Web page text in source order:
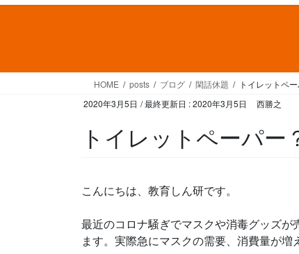
移
HOME posts ブログ 閑話休題
トイレットペ
2020年3月5日 / 最終更新日 :2020年3月5日 西勝之
トイレットペーパー
こんにちは、教育しん研です。
最近のコロナ騒ぎでマスクや消毒グッズ
ます。実際急にマスクの需要、消費量が増